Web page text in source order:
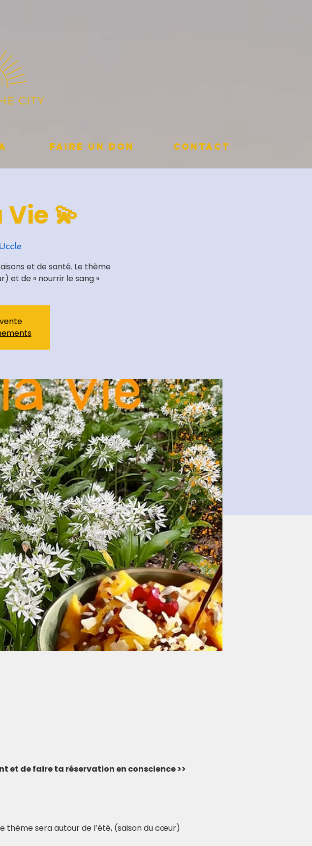
Faire un don Contact
💫
Uccle
et de santé. Le thème
et de « nourrir le sang »
et de faire ta réservation en conscience >>
thème sera autour de l’été, (saison du cœur)